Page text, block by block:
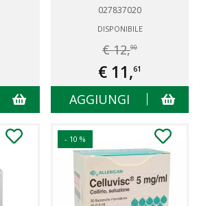
027837020
DISPONIBILE
€ 12,90
€ 11,61
AGGIUNGI
- 10 %